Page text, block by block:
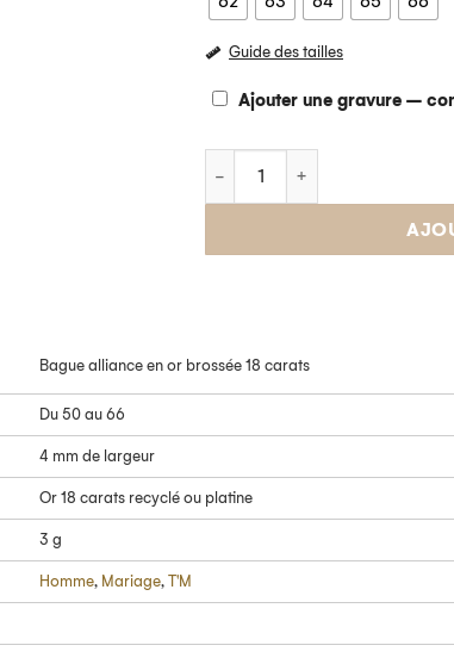
Guide des tailles
Ajouter une gravure –
Bague alliance en or brossée 18 carats
Du 50 au 66
4 mm de largeur
Or 18 carats recyclé ou platine
3 g
Homme, Mariage, T'M
Profitez de 5 %
Inscrivez-vous à notre
bénéficiez de-5 %sur